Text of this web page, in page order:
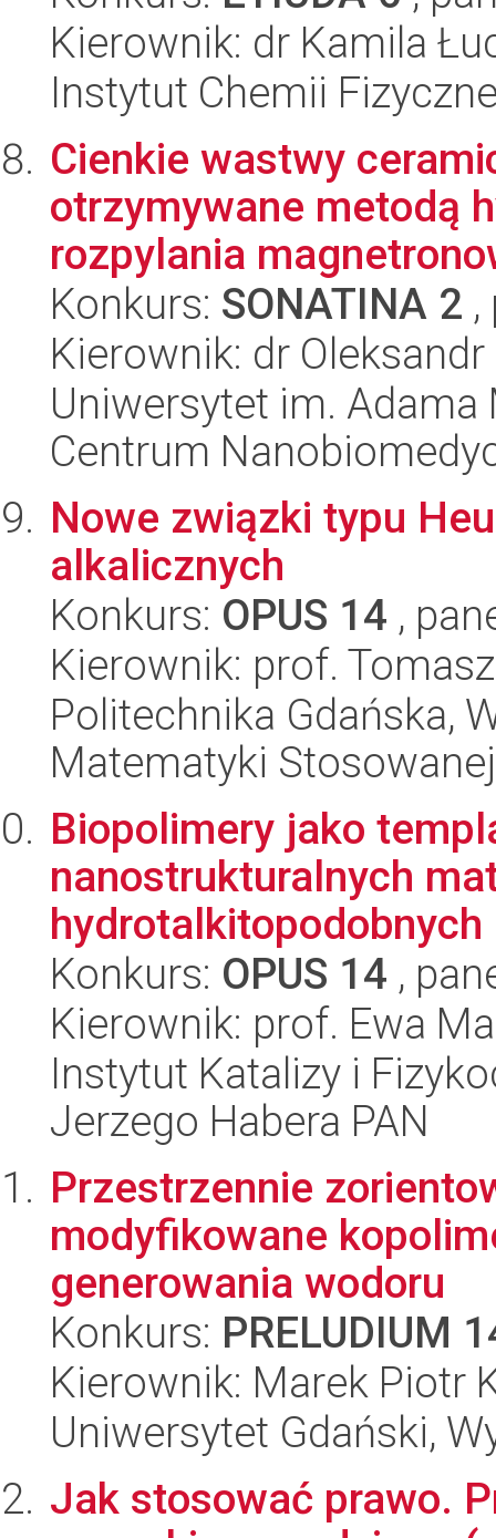
Kierownik: dr Kamila
Instytut Chemii
Cienkie wastwy
otrzymywane metodą
rozpylania
Konkurs: SONATINA 2
Kierownik: dr Oleksandr
Uniwersytet im.
Centrum
Nowe związki typu
alkalicznych
Konkurs: OPUS 14 ,
Kierownik: prof.
Politechnika Gdańska,
Matematyki Stosowanej
Biopolimery jako
nanostrukturalnych
Konkurs: OPUS 14 ,
Kierownik: prof. Ewa
Instytut Katalizy i
Jerzego Habera PAN
Przestrzennie
modyfikowane
generowania wodoru
Konkurs: PRELUDIUM
Kierownik: Marek Piotr
Uniwersytet Gdański,
Jak stosować prawo.